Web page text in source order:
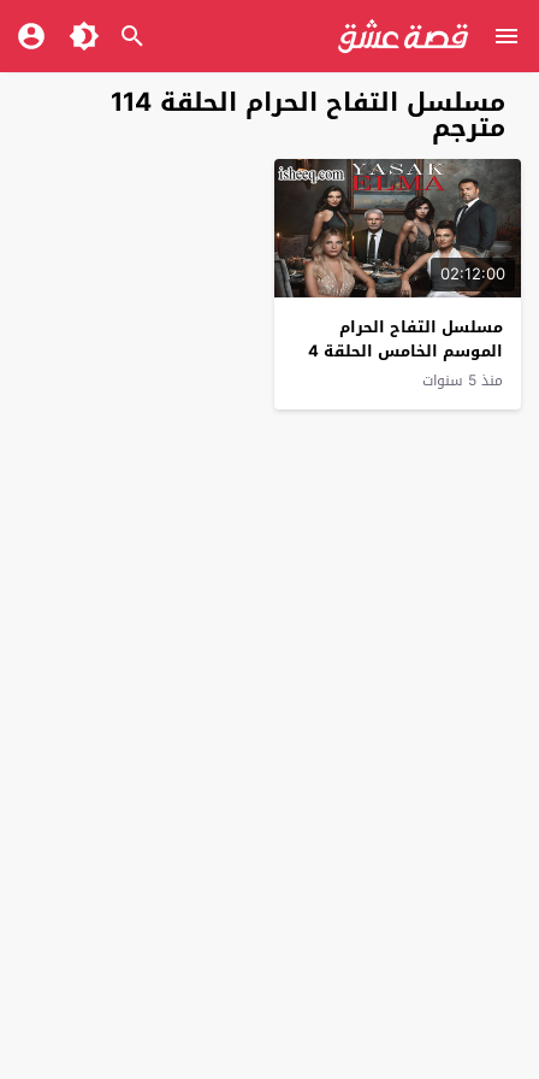
مسلسل التفاح الحرام الحلقة 114
مترجم
02:12:00
مسلسل التفاح الحرام
الموسم الخامس الحلقة 4
منذ 5 سنوات